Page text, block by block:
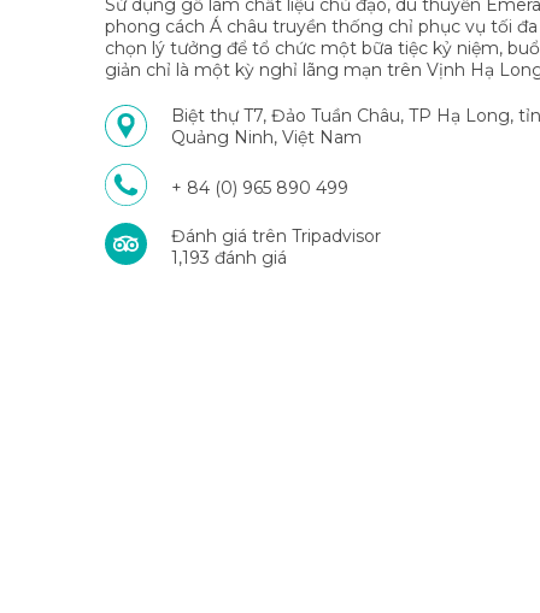
Sử dụng gỗ làm chất liệu chủ đạo, du thuyền
phong cách Á châu truyền thống chỉ phục vụ tối đa
chọn lý tưởng để tổ chức một bữa tiệc kỷ niệm,
giản chỉ là một kỳ nghỉ lãng mạn trên Vịnh Hạ
Biệt thự T7, Đảo Tuần Châu, TP Hạ Long,
Quảng Ninh, Việt Nam
+ 84 (0) 965 890 499
Đánh giá trên Tripadvisor
1,193 đánh giá